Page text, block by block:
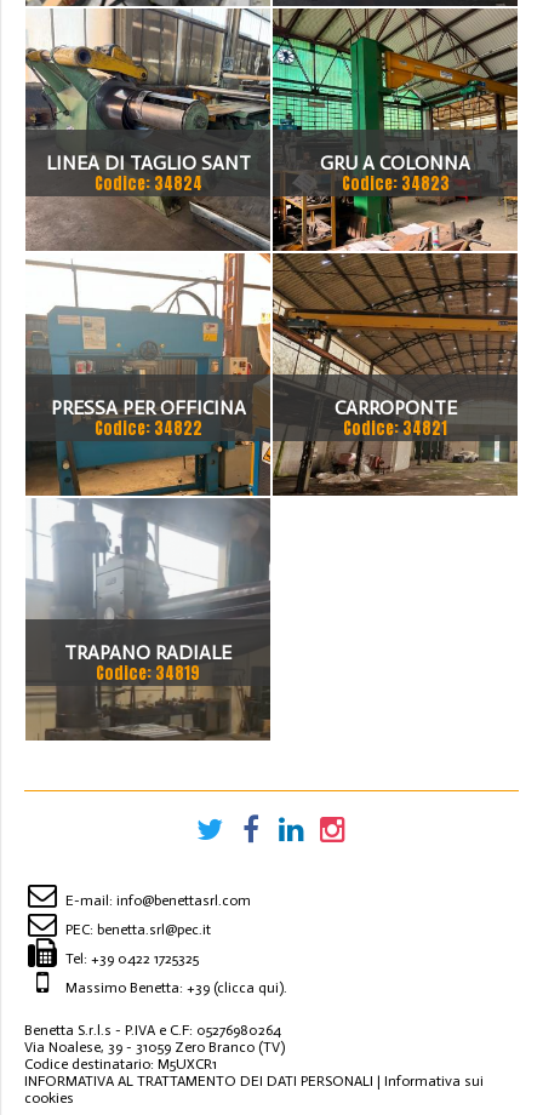
LINEA DI TAGLIO SANT
1500 X 3 MM
Codice: 34824
GRU A COLONNA
PUPPINATO 1 TON
Codice: 34823
PRESSA PER OFFICINA
SICMI 100 TON
Codice: 34822
CARROPONTE
MONOTRAVE DEMAG 5
TON SCARTAMENTO 16190
Codice: 34821
TRAPANO RADIALE
SBRACCIO 3000 MM. FORO
100 MM
Codice: 34819
E-mail: info@benettasrl.com
PEC: benetta.srl@pec.it
Tel: +39 0422 1725325
Massimo Benetta: +39 (clicca qui).
Benetta S.r.l.s - P.IVA e C.F: 05276980264
Via Noalese, 39 - 31059 Zero Branco (TV)
Codice destinatario: M5UXCR1
INFORMATIVA AL TRATTAMENTO DEI DATI PERSONALI | Informativa sui
cookies